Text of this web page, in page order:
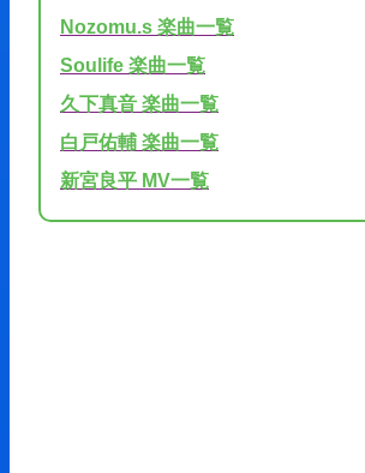
Nozomu.s 楽曲一覧
Soulife 楽曲一覧
久下真音 楽曲一覧
白戸佑輔 楽曲一覧
新宮良平 MV一覧